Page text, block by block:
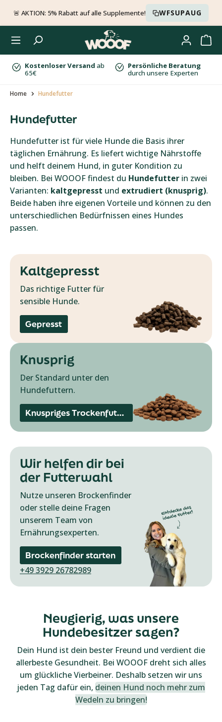
Zum Hauptinhalt springen
🚨 AKTION: 5% Rabatt auf alle Supplemente! WFSUPAUG
Kostenloser Versand ab
65€
Persönliche Beratung
durch unsere Experten
Home Hundefutter
Hundefutter
Hundefutter ist für viele Hunde die Basis ihrer
täglichen Ernährung. Es liefert wichtige Nährstoffe
und helft deinem Hund, in guter Kondition zu
bleiben. Bei WOOOF findest du Hundefutter in zwei
Varianten: kaltgepresst und extrudiert (knusprig).
Beide haben ihre eigenen Vorteile und können zu den
unterschiedlichen Bedürfnissen eines Hundes
passen.
Kaltgepresst
Das richtige Futter für
sensible Hunde.
Gepresst
Knusprig
Der Standard unter den
Hundefuttern.
Knuspriges Trockenfutter
Wir helfen dir bei
der Futterwahl
Nutze unseren Brockenfinder
oder stelle deine Fragen
unserem Team von
Ernährungsexperten.
Brockenfinder starten
+49 3929 26782989
Neugierig, was unsere
Hundebesitzer sagen?
Dein Hund ist dein bester Freund und verdient die
allerbeste Gesundheit. Bei WOOOF dreht sich alles
um glückliche Vierbeiner. Deshalb setzen wir uns
jeden Tag dafür ein, deinen Hund noch mehr zum
Wedeln zu bringen!